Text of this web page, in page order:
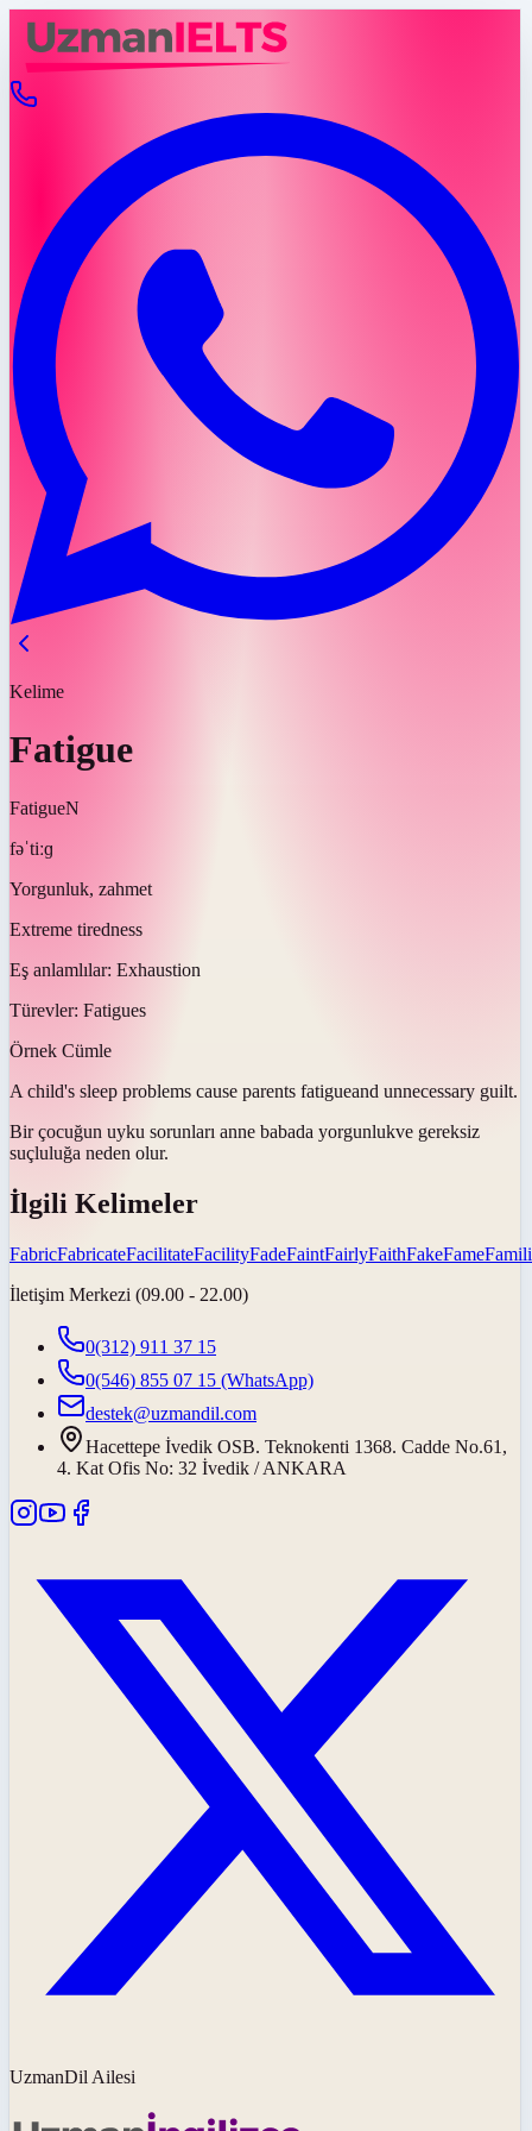
Kelime
Fatigue
FatigueN
fəˈtiːɡ
Yorgunluk, zahmet
Extreme tiredness
Eş anlamlılar: Exhaustion
Türevler: Fatigues
Örnek Cümle
A child's sleep problems cause parents fatigueand unnecessary guilt.
Bir çocuğun uyku sorunları anne babada yorgunlukve gereksiz
suçluluğa neden olur.
İlgili Kelimeler
FabricFabricateFacilitateFacilityFadeFaintFairlyFaithFakeFame
İletişim Merkezi (09.00 - 22.00)
0(312) 911 37 15
0(546) 855 07 15 (WhatsApp)
destek@uzmandil.com
Hacettepe İvedik OSB. Teknokenti 1368. Cadde No.61,
4. Kat Ofis No: 32 İvedik / ANKARA
UzmanDil Ailesi